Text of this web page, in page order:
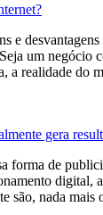
e
um negócio
a realidade do
gera
forma de
digital,
são, nada